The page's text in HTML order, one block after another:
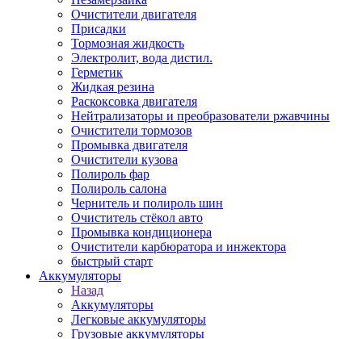
Очистители двигателя
Присадки
Тормозная жидкость
Электролит, вода дистил.
Герметик
Жидкая резина
Раскоксовка двигателя
Нейтрализаторы и преобразователи ржавчины
Очистители тормозов
Промывка двигателя
Очистители кузова
Полироль фар
Полироль салона
Чернитель и полироль шин
Очиститель стёкол авто
Промывка кондиционера
Очистители карбюратора и инжектора
быстрый старт
Аккумуляторы
Назад
Аккумуляторы
Легковые аккумуляторы
Грузовые аккумуляторы